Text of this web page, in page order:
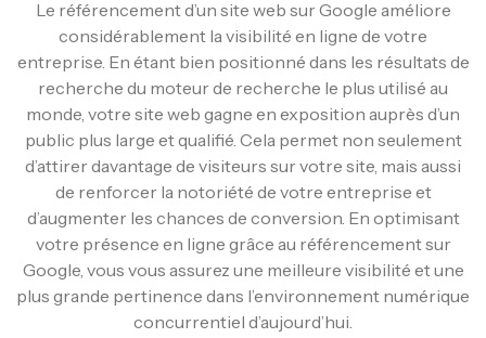
Le référencement d’un site web sur Google améliore
considérablement la visibilité en ligne de votre
entreprise. En étant bien positionné dans les résultats de
recherche du moteur de recherche le plus utilisé au
monde, votre site web gagne en exposition auprès d’un
public plus large et qualifié. Cela permet non seulement
d’attirer davantage de visiteurs sur votre site, mais aussi
de renforcer la notoriété de votre entreprise et
d’augmenter les chances de conversion. En optimisant
votre présence en ligne grâce au référencement sur
Google, vous vous assurez une meilleure visibilité et une
plus grande pertinence dans l’environnement numérique
concurrentiel d’aujourd’hui.